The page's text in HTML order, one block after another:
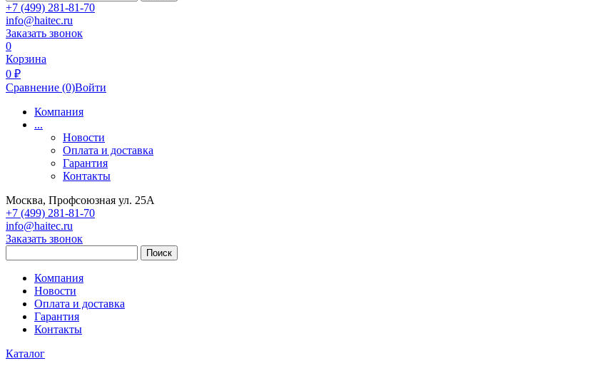
+7 (499) 281-81-70
info@haitec.ru
Заказать звонок
0
Корзина
0 ₽
Сравнение (0)Войти
Компания
...
Новости
Оплата и доставка
Гарантия
Контакты
Москва, Профсоюзная ул. 25А
+7 (499) 281-81-70
info@haitec.ru
Заказать звонок
Поиск
Компания
Новости
Оплата и доставка
Гарантия
Контакты
Каталог